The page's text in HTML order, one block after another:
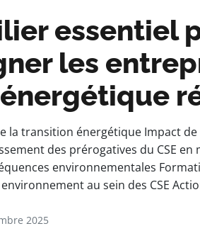
essentiel
les
la transition énergétique Impact
des prérogatives du CSE
environnementales
au sein des CSE
2025